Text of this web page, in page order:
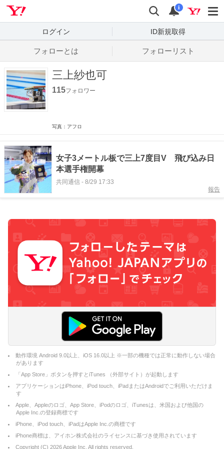
検索
通知
i
ログイン ID新規取得
フォローとは フォローリスト
三上紗也可
115フォロワー
写真：アフロ
女子3メートル板で三上7度目V 飛び込み日
本選手権開幕
共同通信 - 8/29 17:33
報告
動作環境 Android 9.0以上、iOS 16.0以上 ※一部の機種では正常に動作しない場合
があります
「App Store」ボタンを押すとiTunes （外部サイト）が起動します
アプリケーションはiPhone、iPod touch、iPadまたはAndroidでご利用いただけま
す
Apple、Appleのロゴ、App Store、iPodのロゴ、iTunesは、米国および他国の
Apple Inc.の登録商標です
iPhone、iPod touch、iPadはApple Inc.の商標です
iPhone商標は、アイホン株式会社のライセンスに基づき使用されています
Copyright (C) 2026Apple Inc. All rights reserved.